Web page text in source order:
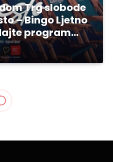
Trg slobode
– Bingo Ljetno
program…
Regionalni